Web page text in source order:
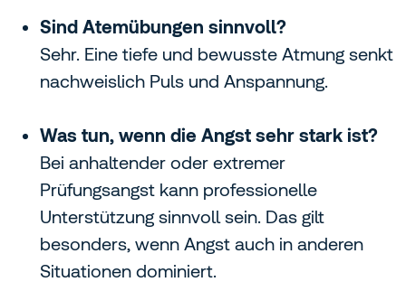
Sind Atemübungen sinnvoll?
Sehr. Eine tiefe und bewusste Atmung senkt
nachweislich Puls und Anspannung.
Was tun, wenn die Angst sehr stark ist?
Bei anhaltender oder extremer
Prüfungsangst kann professionelle
Unterstützung sinnvoll sein. Das gilt
besonders, wenn Angst auch in anderen
Situationen dominiert.